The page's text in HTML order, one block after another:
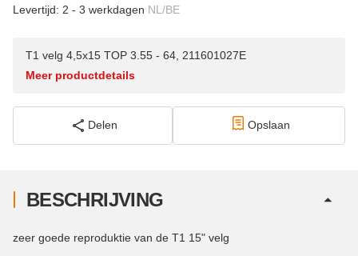
Levertijd: 2 - 3 werkdagen NL/BE
T1 velg 4,5x15 TOP 3.55 - 64, 211601027E
Meer productdetails
Delen Opslaan
BESCHRIJVING
zeer goede reproduktie van de T1 15" velg